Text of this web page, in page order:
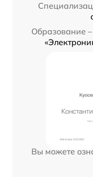
Образование –
Вы можете